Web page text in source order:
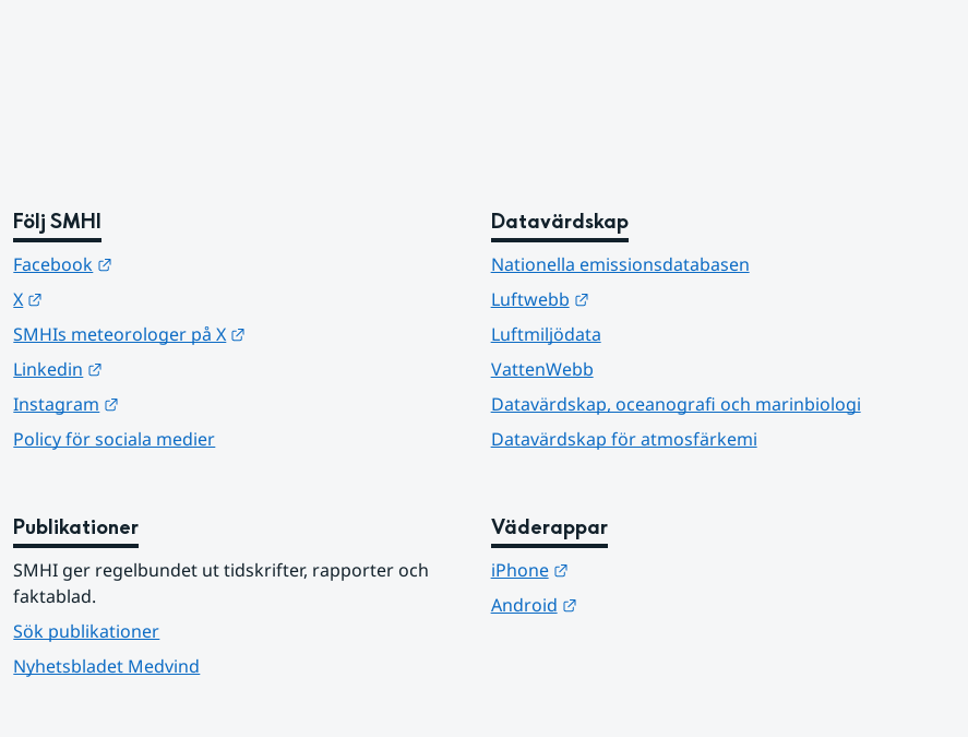
Följ SMHI
Facebook
X
SMHIs meteorologer på X
Linkedin
Instagram
Policy för sociala medier
Datavärdskap
Nationella emissionsdatabasen
Luftwebb
Länk till annan webbplats.
Luftmiljödata
VattenWebb
Datavärdskap, oceanografi och marinbiologi
Datavärdskap för atmosfärkemi
Publikationer
SMHI ger regelbundet ut tidskrifter, rapporter och
faktablad.
Sök publikationer
Nyhetsbladet Medvind
Väderappar
iPhone
Länk till annan webbplats.
Android
Länk till annan webbplats.